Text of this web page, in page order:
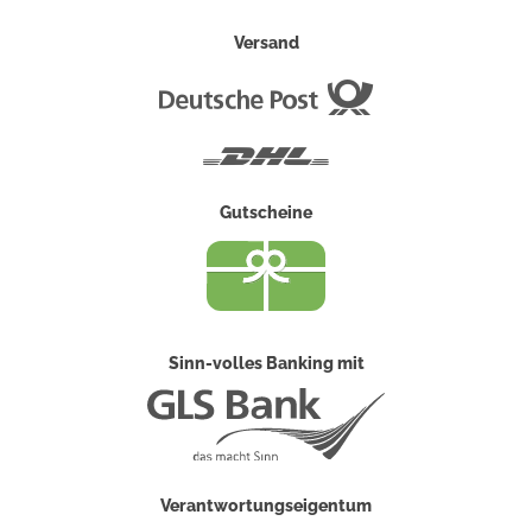
Versand
Gutscheine
Sinn-volles Banking mit
Verantwortungseigentum